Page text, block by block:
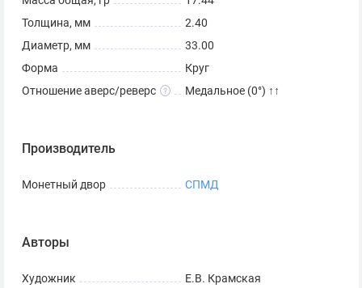
Толщина, мм
2.40
Диаметр, мм
33.00
Форма
Круг
Отношение аверс/реверс
Медальное (0°) ↑↑
Производитель
Монетный двор СПМД
Авторы
Художник
Е.В. Крамская